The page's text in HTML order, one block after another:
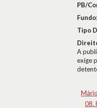
PB/
Fundo:
Tipo
A
exige
08.